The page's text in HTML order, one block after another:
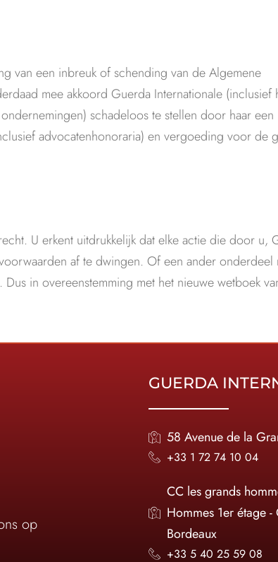
van een inbreuk of schending van de Algemene
mee akkoord Guerda Internationale (inclusief
schadeloos te stellen door haar een
advocatenhonoraria) en vergoeding voor de
U erkent uitdrukkelijk dat elke actie die door u,
af te dwingen. Of een ander onderdeel
in overeenstemming met het nieuwe wetboek
op
GUERDA
58 Avenue de la
+33 1 72 74 10 04
CC les grands
Hommes 1er étage
Bordeaux
+33 5 40 25 59 08